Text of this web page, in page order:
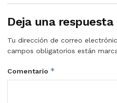
Deja una respuesta
Tu dirección de correo
campos obligatorios están
Comentario *